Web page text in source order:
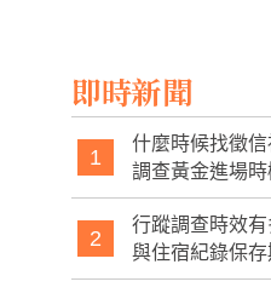
即時新聞
1
什麼時候找徵
調查黃金進場時
2
行蹤調查時效
與住宿紀錄保